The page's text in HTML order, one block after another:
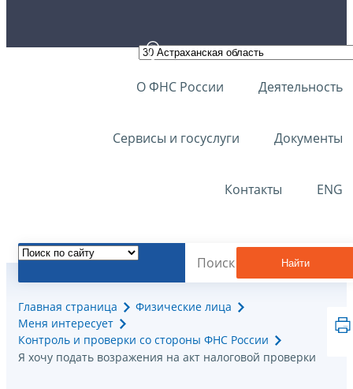
О ФНС России Деятельность
Сервисы и госуслуги Документы
Контакты ENG
Найти
Главная страница
Физические лица
Меня интересует
Контроль и проверки со стороны ФНС России
Я хочу подать возражения на акт налоговой проверки